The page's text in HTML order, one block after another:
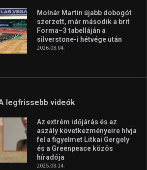
Molnár Martin újabb dobogót
szerzett, már második a brit
Forma–3 tabelláján a
silverstone-i hétvége után
2026.08.04.
legfrissebb videók
Az extrém időjárás és az
aszály következményeire hívja
fel a figyelmet Litkai Gergely
és a Greenpeace közös
híradója
2025.08.14.